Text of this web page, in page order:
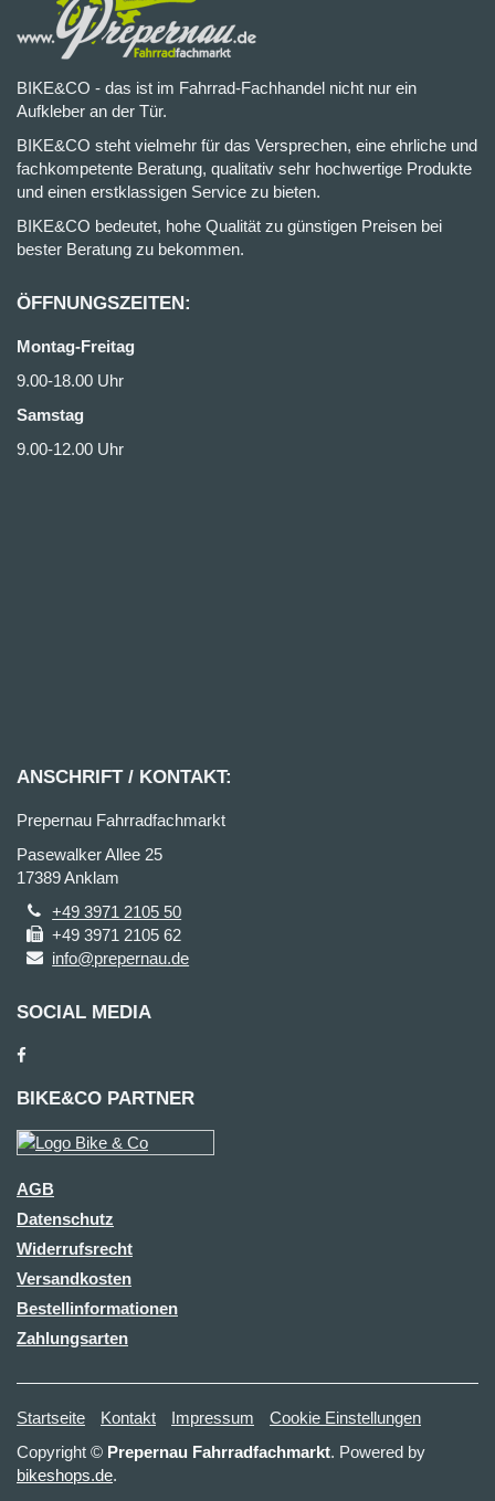
BIKE&CO - das ist im Fahrrad-Fachhandel nicht nur ein
Aufkleber an der Tür.
BIKE&CO steht vielmehr für das Versprechen, eine ehrliche und
fachkompetente Beratung, qualitativ sehr hochwertige Produkte
und einen erstklassigen Service zu bieten.
BIKE&CO bedeutet, hohe Qualität zu günstigen Preisen bei
bester Beratung zu bekommen.
ÖFFNUNGSZEITEN:
Montag-Freitag
9.00-18.00 Uhr
Samstag
9.00-12.00 Uhr
ANSCHRIFT / KONTAKT:
Prepernau Fahrradfachmarkt
Pasewalker Allee 25
17389 Anklam
+49 3971 2105 50
+49 3971 2105 62
info@prepernau.de
SOCIAL MEDIA
BIKE&CO PARTNER
AGB
Datenschutz
Widerrufsrecht
Versandkosten
Bestellinformationen
Zahlungsarten
Startseite Kontakt Impressum
Cookie Einstellungen
Copyright © Prepernau Fahrradfachmarkt. Powered by
bikeshops.de.